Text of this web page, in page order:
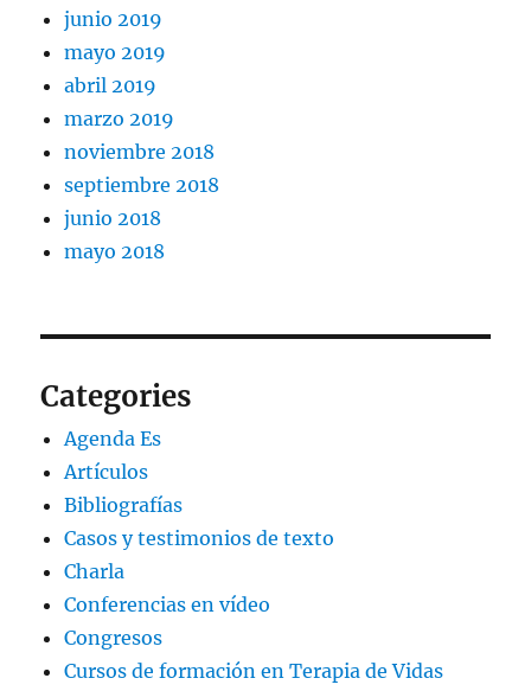
junio 2019
mayo 2019
abril 2019
marzo 2019
noviembre 2018
septiembre 2018
junio 2018
mayo 2018
Categories
Agenda Es
Artículos
Bibliografías
Casos y testimonios de texto
Charla
Conferencias en vídeo
Congresos
Cursos de formación en Terapia de Vidas